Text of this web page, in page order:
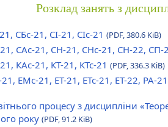
Розклад занять з
СБс-21, СІ-21, СІс-21 (PDF, 380.6 KiB)
САс-21, СН-21, СНс-21, СН-22, СП-
КАс-21, КТ-21, КТс-21 (PDF, 336.3 KiB)
ЕМс-21, ЕТ-21, ЕТс-21, ЕТ-22, РА-
процесу з дисципліни
року (PDF, 91.2 KiB)